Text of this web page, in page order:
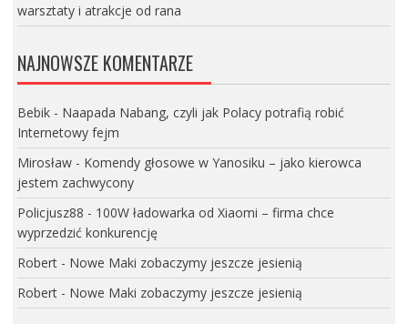
warsztaty i atrakcje od rana
NAJNOWSZE KOMENTARZE
Bebik- Naapada Nabang, czyli jak Polacy potrafią robić
Internetowy fejm
Mirosław- Komendy głosowe w Yanosiku – jako kierowca
jestem zachwycony
Policjusz88 - 100W ładowarka od Xiaomi – firma chce
wyprzedzić konkurencję
Robert- Nowe Maki zobaczymy jeszcze jesienią
Robert- Nowe Maki zobaczymy jeszcze jesienią